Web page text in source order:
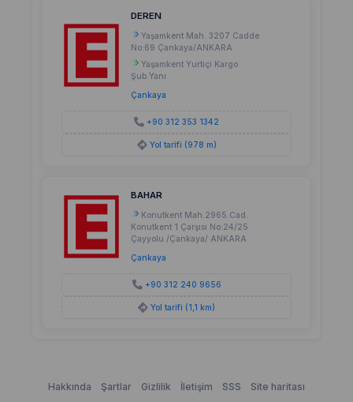
DEREN
Yaşamkent Mah. 3207 Cadde
No:69 Çankaya/ANKARA
Yaşamkent Yurtiçi Kargo
Şub.Yanı
Çankaya
+90 312 353 1342
Yol tarifi (978 m)
BAHAR
Konutkent Mah.2965.Cad.
Konutkent 1 Çarşısı No:24/25
Çayyolu /Çankaya/ ANKARA
Çankaya
+90 312 240 9656
Yol tarifi (1,1 km)
Hakkında Şartlar Gizlilik İletişim SSS Site haritası